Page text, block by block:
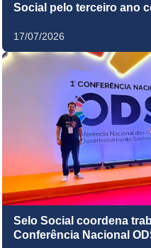
Social pelo terceiro ano
17/07/2026
Selo Social coordena
Conferência Nacional